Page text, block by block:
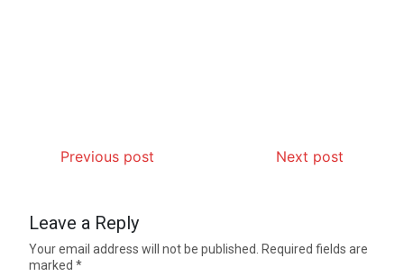
Previous post Next post
Leave a Reply
Your email address will not be published. Required fields are
marked*